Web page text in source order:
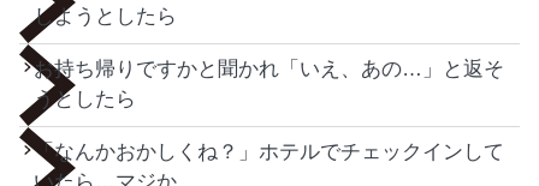
しようとしたら
お持ち帰りですかと聞かれ「いえ、あの…」と返そ
うとしたら
「なんかおかしくね？」ホテルでチェックインして